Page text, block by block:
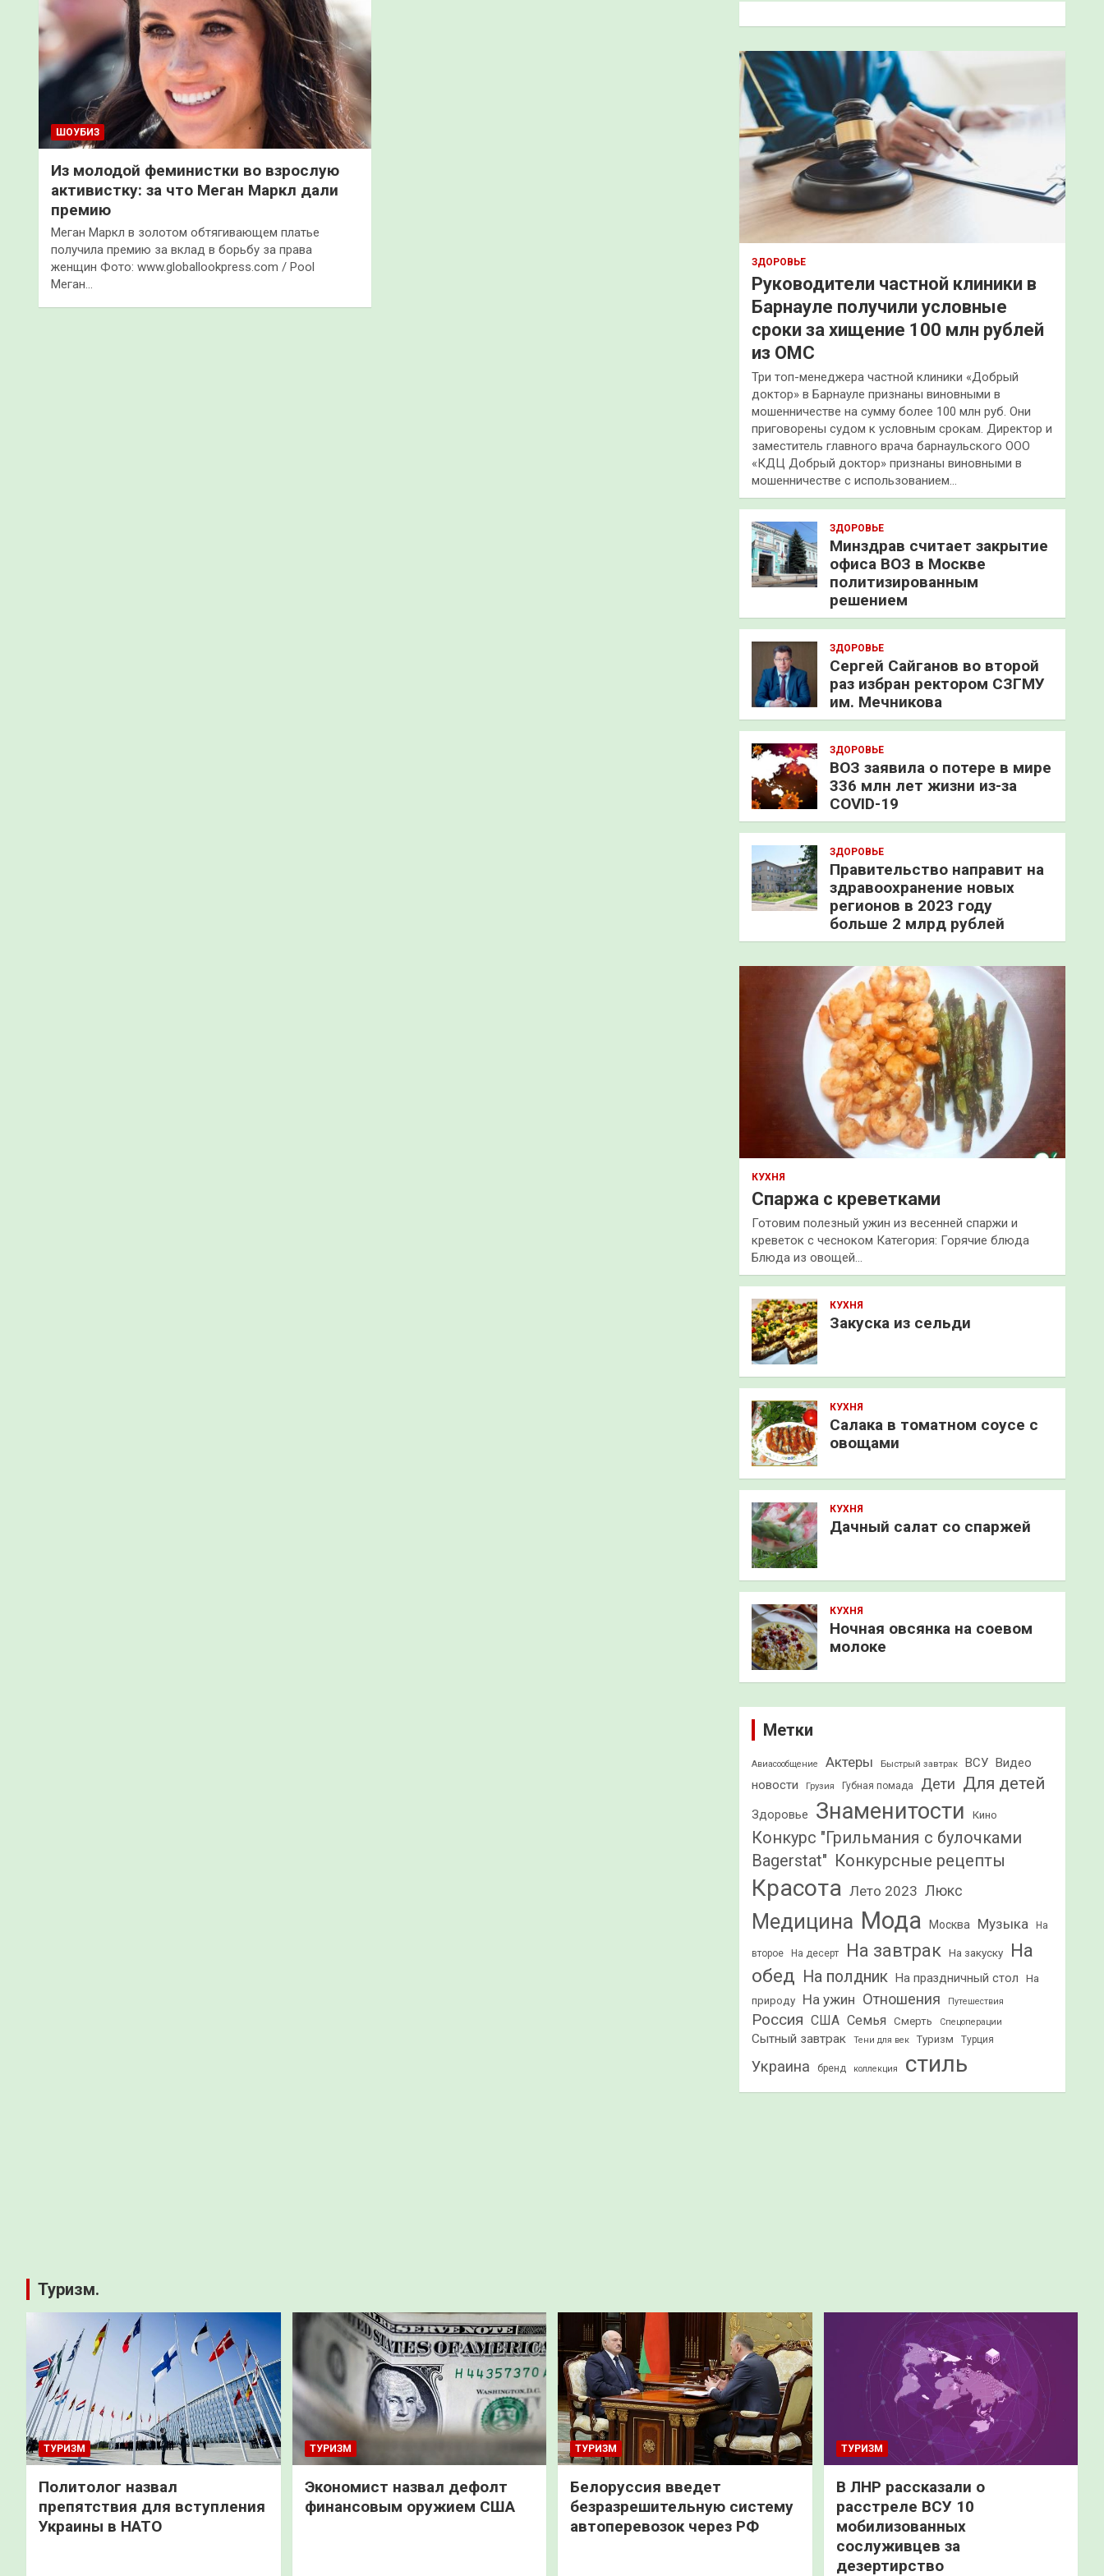
ШОУБИЗ
Из молодой феминистки во взрослую
активистку: за что Меган Маркл дали
премию
Меган Маркл в золотом обтягивающем платье
получила премию за вклад в борьбу за права
женщин Фото: www.globallookpress.com / Pool
Меган…
к
ЗДОРОВЬЕ
Руководители частной клиники в
Барнауле получили условные
сроки за хищение 100 млн рублей
из ОМС
Три топ-менеджера частной клиники «Добрый
доктор» в Барнауле признаны виновными в
мошенничестве на сумму более 100 млн руб. Они
приговорены судом к условным срокам. Директор и
заместитель главного врача барнаульского ООО
«КДЦ Добрый доктор» признаны виновными в
мошенничестве с использованием…
ЗДОРОВЬЕ
Минздрав считает закрытие
офиса ВОЗ в Москве
политизированным
решением
ЗДОРОВЬЕ
Сергей Сайганов во второй
раз избран ректором СЗГМУ
им. Мечникова
ЗДОРОВЬЕ
ВОЗ заявила о потере в мире
336 млн лет жизни из-за
COVID-19
ЗДОРОВЬЕ
Правительство направит на
здравоохранение новых
регионов в 2023 году
больше 2 млрд рублей
КУХНЯ
Спаржа с креветками
Готовим полезный ужин из весенней спаржи и
креветок с чесноком Категория: Горячие блюда
Блюда из овощей…
КУХНЯ
Закуска из сельди
КУХНЯ
Салака в томатном соусе с
овощами
КУХНЯ
Дачный салат со спаржей
КУХНЯ
Ночная овсянка на соевом
молоке
Метки
Авиасообщение Актеры Быстрый завтрак ВСУ Видео
новости
Грузия Губная помада Дети Для детей
Здоровье Знаменитости Кино
Конкурс "Грильмания с булочками
Bagerstat" Конкурсные рецепты
Красота Лето 2023 Люкс
Медицина Мода Москва Музыка На
второе На десерт На завтрак На закуску
На
обед На полдник На праздничный стол
На
природу
На ужин Отношения Путешествия
Россия США Семья Смерть Спецоперации
Сытный завтрак Тени для век Туризм Турция
Украина бренд коллекция стиль
Туризм.
ТУРИЗМ
Политолог назвал
препятствия для вступления
Украины в НАТО
ТУРИЗМ
Экономист назвал дефолт
финансовым оружием США
ТУРИЗМ
Белоруссия введет
безразрешительную систему
автоперевозок через РФ
ТУРИЗМ
В ЛНР рассказали о
расстреле ВСУ 10
мобилизованных
сослуживцев за
дезертирство